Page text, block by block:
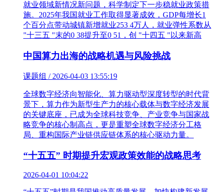
就业领域新情况新问题，科学制定下一步稳就业政策措
施。2025年我国就业工作取得显著成效，GDP每增长1
个百分点带动城镇新增就业253 4万人，就业弹性系数从
"十三五 "末的0 38提升至0 51，创 "十四五 "以来新高
中国算力出海的战略机遇与风险挑战
课题组 / 2026-04-03 13:55:19
全球数字经济向智能化、算力驱动型深度转型的时代背
景下，算力作为新型生产力的核心载体与数字经济发展
的关键底座，已成为全球科技竞争、产业竞争与国家战
略竞争的核心制高点，更是重塑全球数字经济分工格
局、重构国际产业链供应链体系的核心驱动力量。
“十五五” 时期提升宏观政策效能的战略思考
2026-04-01 10:04:22